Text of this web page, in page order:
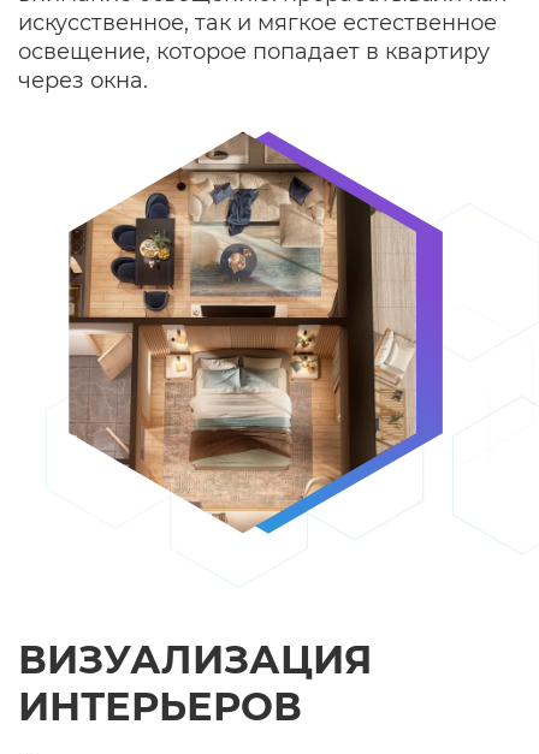
искусственное, так и мягкое естественное
освещение, которое попадает в квартиру
через окна.
ВИЗУАЛИЗАЦИЯ
ИНТЕРЬЕРОВ